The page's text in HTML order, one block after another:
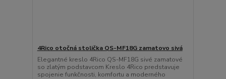
4Rico otočná stolička QS-MF18G zamatovo sivá
Elegantné kreslo 4Rico QS-MF18G sivé zamatové
so zlatým podstavcom Kreslo 4Rico predstavuje
spojenie funkčnosti, komfortu a moderného